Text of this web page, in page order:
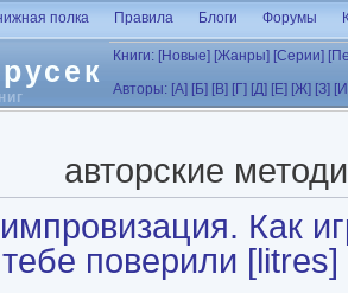
полка Правила Блоги Форумы
Книги: [Новые] [Жанры] [Серии]
Авторы: [А] [Б] [В] [Г] [Д] [Е] [Ж] [З]
авторские
Как
поверили [litres]